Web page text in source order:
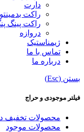
دارت
راکت
راکت پینگ
دروازه
ژیمناستیک
تماس با ما
درباره ما
بستن (Esc)
فیلتر موجودی و حراج
محصولات تخفیف
محصولات موجود